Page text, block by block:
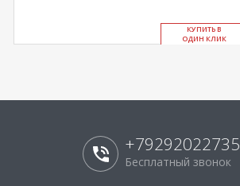
КУ­ПИТЬ В
ОДИН КЛИК
+79292022735
Бесплатный звонок